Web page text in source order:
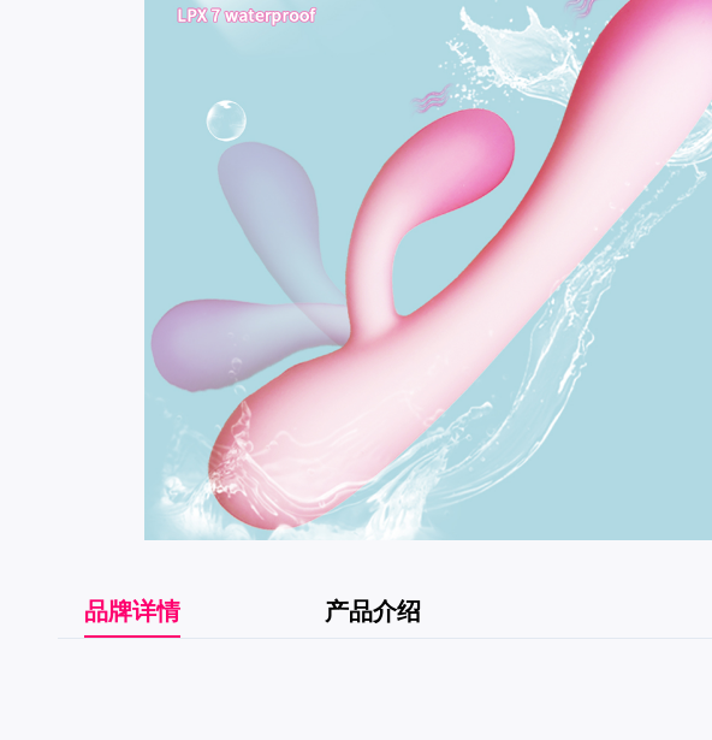
品牌详情 产品介绍